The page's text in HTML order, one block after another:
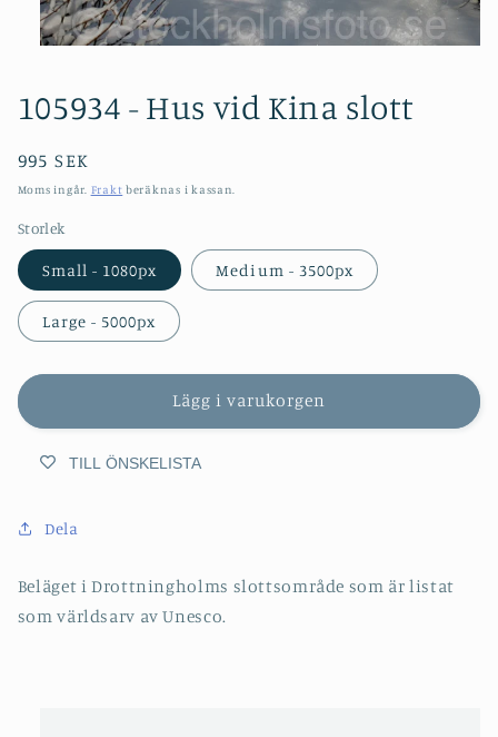
i
modalfönster
105934 - Hus vid Kina slott
Ordinarie
pris
995 SEK
Moms ingår. Frakt beräknas i kassan.
Storlek
Small - 1080px Medium - 3500px
Large - 5000px
Lägg i varukorgen
TILL ÖNSKELISTA
Dela
Beläget i Drottningholms slottsområde som är listat
som världsarv av Unesco.